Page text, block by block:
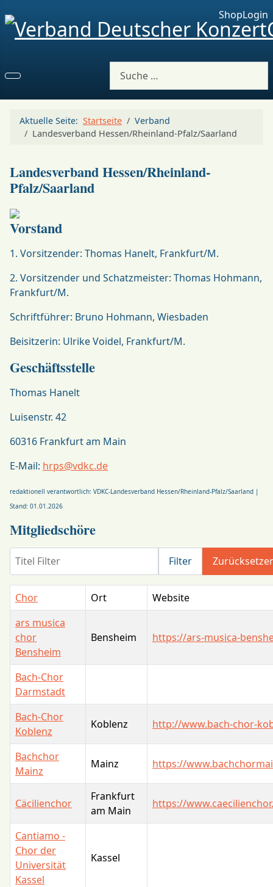
ShopLogin
Suchen
Aktuelle Seite: Startseite
Verband
Landesverband Hessen/Rheinland-Pfalz/Saarland
Landesverband Hessen/Rheinland-
Pfalz/Saarland
Vorstand
1. Vorsitzender: Thomas Hanelt, Frankfurt/M.
2. Vorsitzender und Schatzmeister: Thomas Hohmann,
Frankfurt/M.
Schriftführer: Bruno Hohmann, Wiesbaden
Beisitzerin: Ulrike Voidel, Frankfurt/M.
Geschäftsstelle
Thomas Hanelt
Luisenstr. 42
60316 Frankfurt am Main
E-Mail: hrps@vdkc.de
redaktionell verantwortlich: VDKC-Landesverband Hessen/Rheinland-Pfalz/Saarland |
Stand: 01.01.2026
Mitgliedschöre
Titel Filter
Filter
Chor Ort
Website
ars musica
chor
Bensheim
Bensheim https://ars-musica-
Bach-Chor
Darmstadt
Bach-Chor
Koblenz
Koblenz http://www.bach-chor-
Bachchor
Mainz
Mainz https://
Cäcilienchor
Frankfurt
am Main
https://
Cantiamo -
Chor der
Universität
Kassel
Kassel